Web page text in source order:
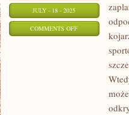
JULY - 18 - 2025
COMMENTS OFFON